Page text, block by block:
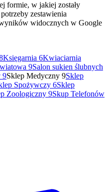
formie, w jakiej zostały
zestawienia
widocznych w Google
Księgarnia 6Kwiaciarnia
9Salon sukien ślubnych
9Sklep Medyczny 9Sklep
Spożywczy 6Sklep
Zoologiczny 9Skup Telefonów